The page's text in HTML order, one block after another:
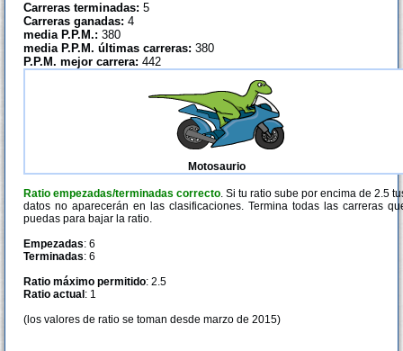
Carreras terminadas: 5
Carreras ganadas: 4
media P.P.M.: 380
media P.P.M. últimas carreras: 380
P.P.M. mejor carrera: 442
Motosaurio
Ratio empezadas/terminadas correcto. Si tu ratio sube por encima de 2.5
datos no aparecerán en las clasificaciones. Termina todas las carreras
puedas para bajar la ratio.
Empezadas: 6
Terminadas: 6
Ratio máximo permitido: 2.5
Ratio actual : 1
(los valores de ratio se toman desde marzo de 2015)